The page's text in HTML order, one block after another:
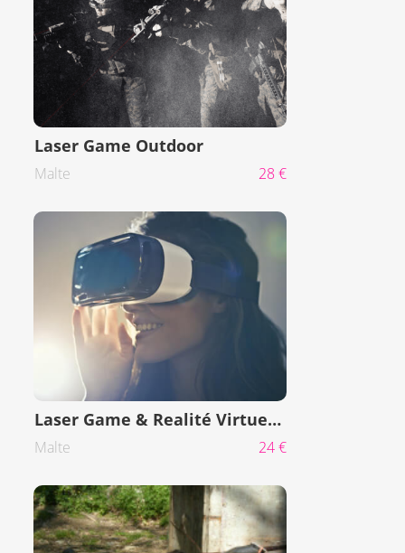
Laser Game Outdoor
Malte 28 €
Laser Game & Realité Virtuelle
Malte 24 €